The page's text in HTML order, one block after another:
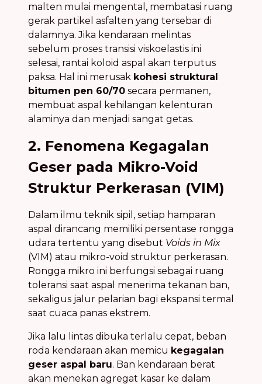
malten mulai mengental, membatasi ruang
gerak partikel asfalten yang tersebar di
dalamnya. Jika kendaraan melintas
sebelum proses transisi viskoelastis ini
selesai, rantai koloid aspal akan terputus
paksa. Hal ini merusak kohesi struktural
bitumen pen 60/70 secara permanen,
membuat aspal kehilangan kelenturan
alaminya dan menjadi sangat getas.
2. Fenomena Kegagalan
Geser pada Mikro-Void
Struktur Perkerasan (VIM)
Dalam ilmu teknik sipil, setiap hamparan
aspal dirancang memiliki persentase rongga
udara tertentu yang disebut Voids in Mix
(VIM) atau mikro-void struktur perkerasan.
Rongga mikro ini berfungsi sebagai ruang
toleransi saat aspal menerima tekanan ban,
sekaligus jalur pelarian bagi ekspansi termal
saat cuaca panas ekstrem.
Jika lalu lintas dibuka terlalu cepat, beban
roda kendaraan akan memicu kegagalan
geser aspal baru. Ban kendaraan berat
akan menekan agregat kasar ke dalam